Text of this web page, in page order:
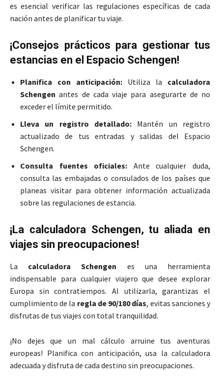
es esencial verificar las regulaciones específicas de cada
nación antes de planificar tu viaje.
¡Consejos prácticos para gestionar tus
estancias en el Espacio Schengen!
Planifica con anticipación: Utiliza la calculadora
Schengen antes de cada viaje para asegurarte de no
exceder el límite permitido.
Lleva un registro detallado: Mantén un registro
actualizado de tus entradas y salidas del Espacio
Schengen.
Consulta fuentes oficiales: Ante cualquier duda,
consulta las embajadas o consulados de los países que
planeas visitar para obtener información actualizada
sobre las regulaciones de estancia.
¡La calculadora Schengen, tu aliada en
viajes sin preocupaciones!
La calculadora Schengen es una herramienta
indispensable para cualquier viajero que desee explorar
Europa sin contratiempos. Al utilizarla, garantizas el
cumplimiento de la regla de 90/180 días, evitas sanciones y
disfrutas de tus viajes con total tranquilidad.
¡No dejes que un mal cálculo arruine tus aventuras
europeas! Planifica con anticipación, usa la calculadora
adecuada y disfruta de cada destino sin preocupaciones.